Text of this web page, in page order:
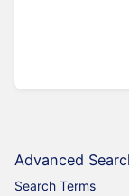
Advanced
Search Terms